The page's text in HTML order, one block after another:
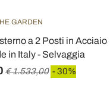
GARDEN
a 2 Posti in Acciaio
in Italy - Selvaggia
€ 1.533,00 - 30%